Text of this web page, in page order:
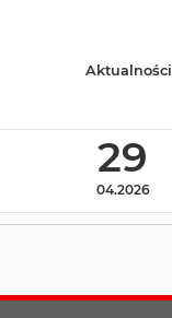
29
04.2026
Aktualności